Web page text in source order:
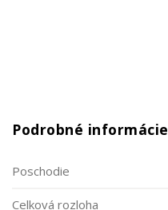
Podrobné informácie
Poschodie
Celková rozloha